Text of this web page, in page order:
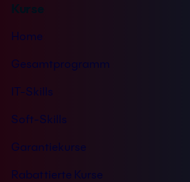
i
*
Kurse
Home
Gesamtprogramm
IT-Skills
Soft-Skills
Garantiekurse
Rabattierte Kurse